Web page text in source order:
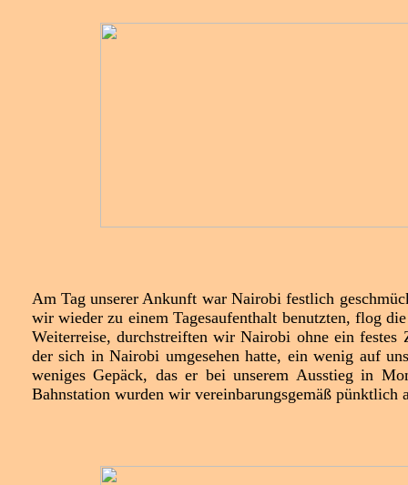
Am Tag unserer Ankunft war Nairobi festlich
wir wieder zu einem Tagesaufenthalt benutzten, flog
Weiterreise, durchstreiften wir Nairobi ohne ein
der sich in Nairobi umgesehen hatte, ein wenig auf
weniges Gepäck, das er bei unserem Ausstieg in
Bahnstation wurden wir vereinbarungsgemäß pünktlich